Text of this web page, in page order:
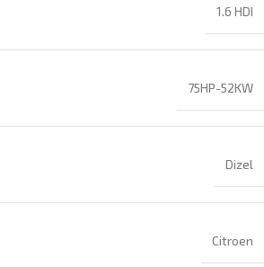
1.6 HDI
75HP-52KW
Dizel
Citroen